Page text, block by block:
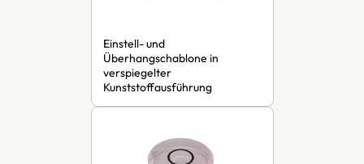
Einstell- und
Überhangschablone in
verspiegelter
Kunststoffausführung